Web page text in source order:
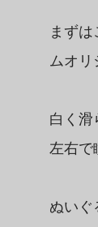
まず
ムオリ
白く滑
左右で
ぬいぐ